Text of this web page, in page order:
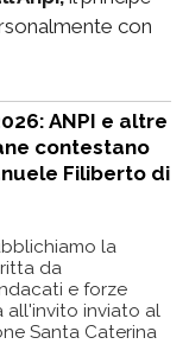
con
ANPI e altre
contestano
Filiberto di
la
da
e forze
all'invito inviato al
Santa Caterina